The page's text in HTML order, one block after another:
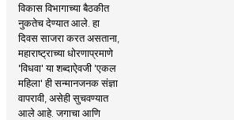
विकास विभागाच्या बैठकीत
नुकतेच देण्यात आले. हा
दिवस साजरा करत असताना,
महाराष्ट्राच्या धोरणाप्रमाणे
'विधवा' या शब्दाऐवजी 'एकल
महिला' ही सन्मानजनक संज्ञा
वापरावी, असेही सुचवण्यात
आले आहे. जगाचा आणि